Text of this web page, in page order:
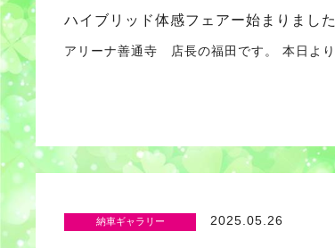
ハイブリッド体感フェアー始まりまし
アリーナ善通寺 店長の福田です。 本日よ
納車ギャラリー 2025.05.26